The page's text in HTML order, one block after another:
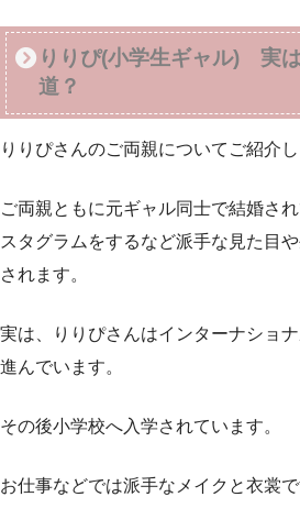
りりぴ(小学生ギャル) 実
道？
りりぴさんのご両親についてご紹介し
ご両親ともに元ギャル同士で結婚さ
スタグラムをするなど派手な見た目
されます。
実は、りりぴさんはインターナショ
進んでいます。
その後小学校へ入学されています。
お仕事などでは派手なメイクと衣裳